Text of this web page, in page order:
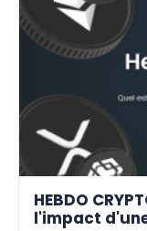
HEBDO
l'impact